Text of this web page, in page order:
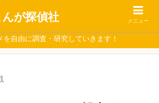
自由に調査・研究していきます！
んが探偵社 メニュー